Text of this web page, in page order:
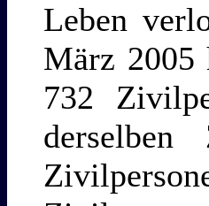
Leben
März 2005
732